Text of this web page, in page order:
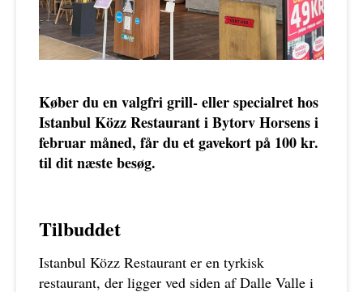
Køber du en valgfri grill- eller specialret hos
Istanbul Közz Restaurant i Bytorv Horsens i
februar måned, får du et gavekort på 100 kr.
til dit næste besøg.
Tilbuddet
Istanbul Közz Restaurant er en tyrkisk
restaurant, der ligger ved siden af Dalle Valle i